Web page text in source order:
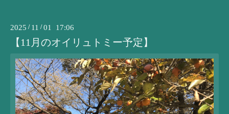
2025 / 11 /01 17:06
【11月のオイリュトミー予定】